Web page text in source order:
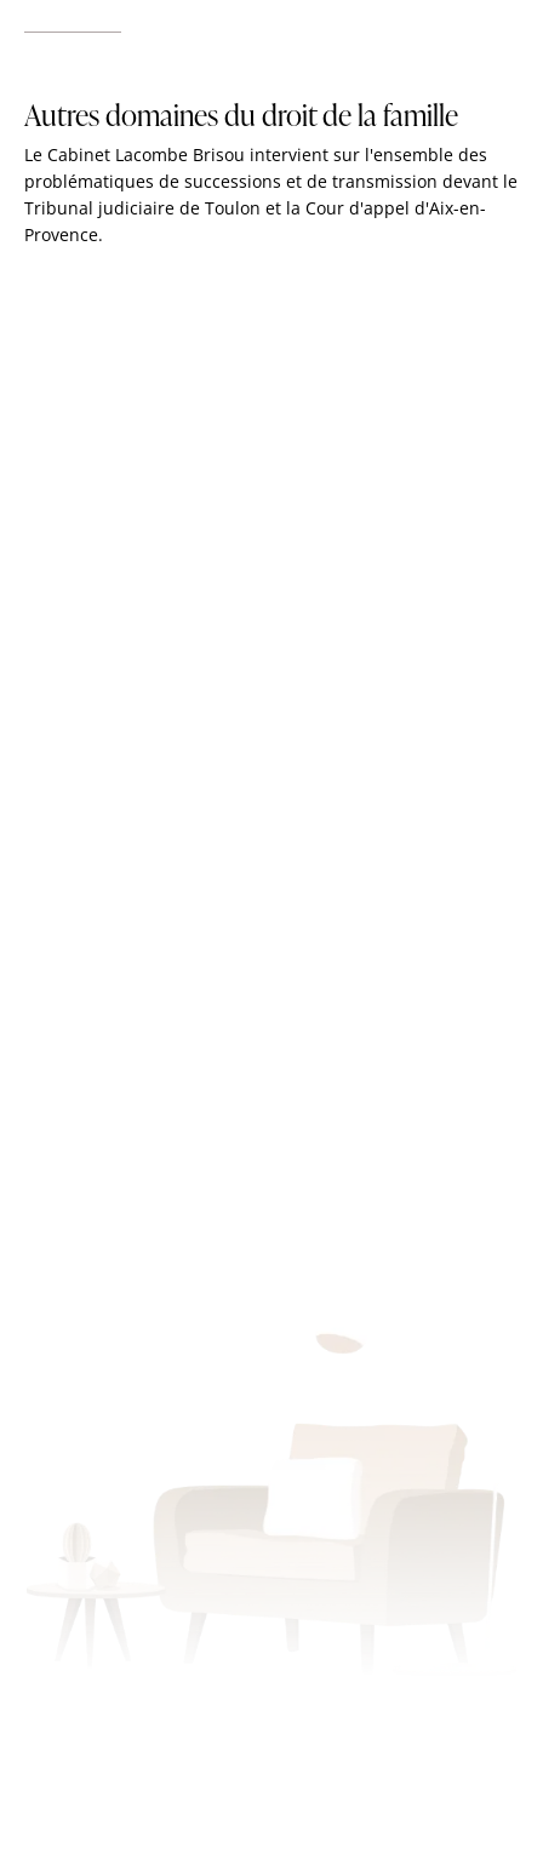
Autres domaines du droit de la famille
Le Cabinet Lacombe Brisou intervient sur l'ensemble des
problématiques de successions et de transmission devant le
Tribunal judiciaire de Toulon et la Cour d'appel d'Aix-en-
Provence.